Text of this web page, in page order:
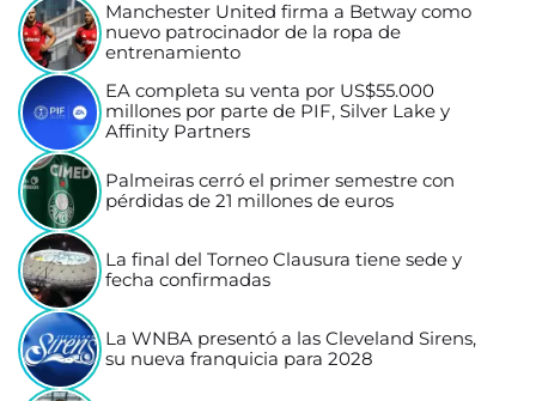
Manchester United firma a Betway como
nuevo patrocinador de la ropa de
entrenamiento
EA completa su venta por US$55.000
millones por parte de PIF, Silver Lake y
Affinity Partners
Palmeiras cerró el primer semestre con
pérdidas de 21 millones de euros
La final del Torneo Clausura tiene sede y
fecha confirmadas
La WNBA presentó a las Cleveland Sirens,
su nueva franquicia para 2028